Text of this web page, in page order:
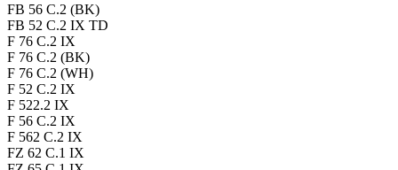
FB 56 C.2 (BK)
FB 52 C.2 IX TD
F 76 C.2 IX
F 76 C.2 (BK)
F 76 C.2 (WH)
F 52 C.2 IX
F 522.2 IX
F 56 C.2 IX
F 562 C.2 IX
FZ 62 C.1 IX